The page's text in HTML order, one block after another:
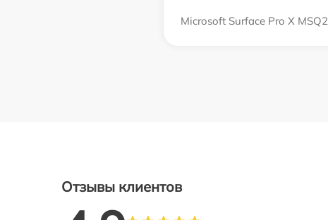
Microsoft Surface Pro X MSQ2
Отзывы клиентов